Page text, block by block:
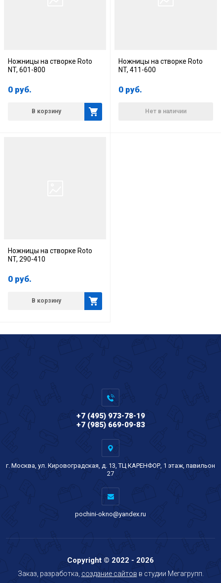
Ножницы на створке Roto
NT, 601-800
0 руб.
В корзину
Ножницы на створке Roto
NT, 411-600
0 руб.
Нет в наличии
Ножницы на створке Roto
NT, 290-410
0 руб.
В корзину
+7 (495) 973-78-19
+7 (985) 669-09-83
г. Москва, ул. Кировоградская, д. 13, ТЦ КАРЕНФОР, 1 этаж, павильон
27
pochini-okno@yandex.ru
Copyright © 2022 - 2026
Заказ, разработка, создание сайтов в студии Мегагрупп.